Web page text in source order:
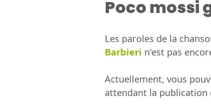
Poco mossi
Les paroles de la
Barbieri n'est pas
Actuellement, vous
attendant la publication